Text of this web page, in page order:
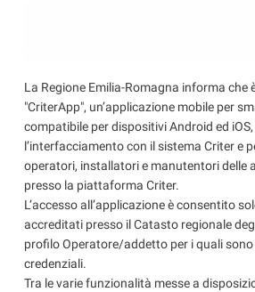
La Regione Emilia-Romagna informa che
"CriterApp", un’applicazione mobile per
compatibile per dispositivi Android ed
l’interfacciamento con il sistema Criter e
operatori, installatori e manutentori delle
presso la piattaforma Criter.
L’accesso all’applicazione è consentito
accreditati presso il Catasto regionale
profilo Operatore/addetto per i quali
credenziali.
Tra le varie funzionalità messe a